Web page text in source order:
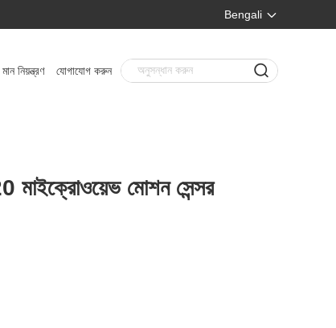
Bengali
মান নিয়ন্ত্রণ যোগাযোগ করুন
মাইক্রোওয়েভ মোশন সেন্সর